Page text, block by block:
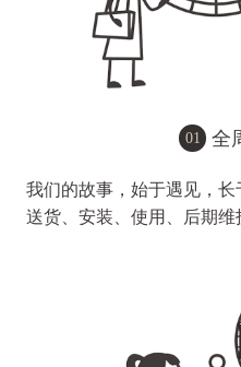
01 全
我们的故事，始于遇见，长
送货、安装、使用、后期维